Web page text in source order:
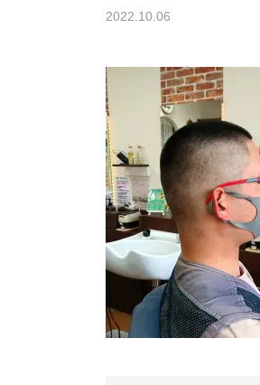
2022.10.06